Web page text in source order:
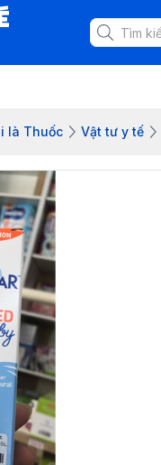
là Thuốc Vật tư y tế